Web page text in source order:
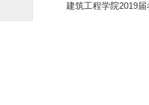
建筑工程学院2019